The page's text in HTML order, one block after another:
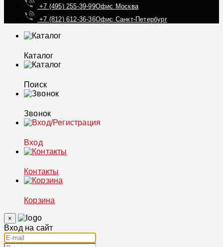
+7 (495) 255-39-99Офис Москва
+7 (812) 612-36-36Офис Санкт-Петербург
Каталог
Поиск
Звонок
Вход
Контакты
Корзина
×
Вход на сайт